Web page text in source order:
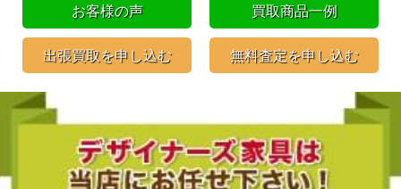
お客様の声 買取商品一例
出張買取を申し込む 無料査定を申し込む